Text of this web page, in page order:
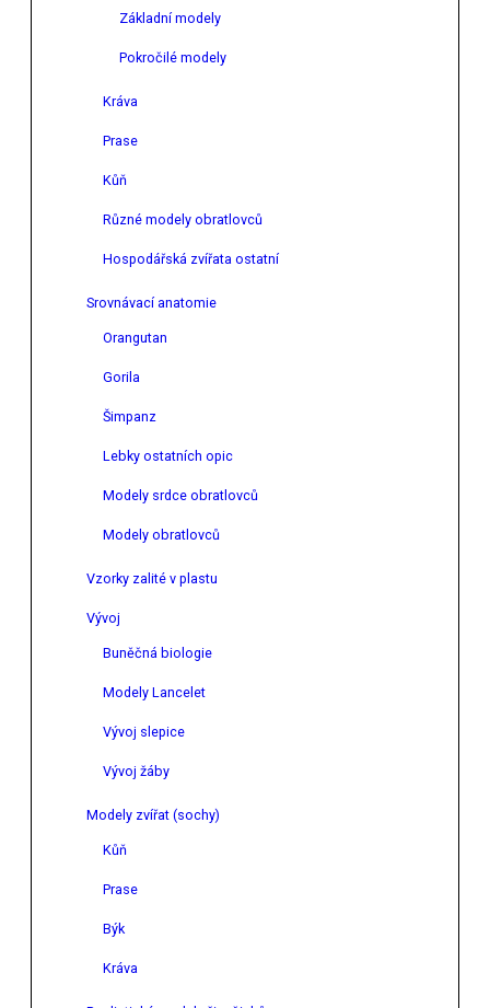
Základní modely
Pokročilé modely
Kráva
Prase
Kůň
Různé modely obratlovců
Hospodářská zvířata ostatní
Srovnávací anatomie
Orangutan
Gorila
Šimpanz
Lebky ostatních opic
Modely srdce obratlovců
Modely obratlovců
Vzorky zalité v plastu
Vývoj
Buněčná biologie
Modely Lancelet
Vývoj slepice
Vývoj žáby
Modely zvířat (sochy)
Kůň
Prase
Býk
Kráva